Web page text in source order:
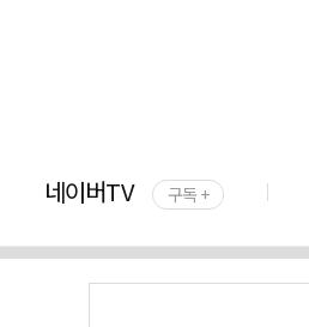
네이버TV 구독 +